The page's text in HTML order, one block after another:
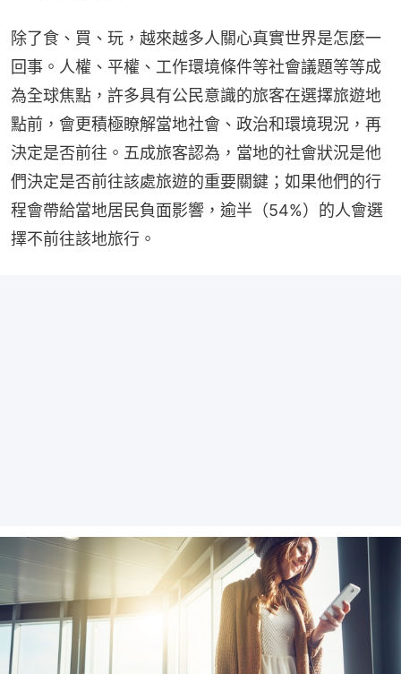
除了食、買、玩，越來越多人關心真實世界是怎麼一
回事。人權、平權、工作環境條件等社會議題等等成
為全球焦點，許多具有公民意識的旅客在選擇旅遊地
點前，會更積極瞭解當地社會、政治和環境現況，再
決定是否前往。五成旅客認為，當地的社會狀況是他
們決定是否前往該處旅遊的重要關鍵；如果他們的行
程會帶給當地居民負面影響，逾半（54%）的人會選
擇不前往該地旅行。